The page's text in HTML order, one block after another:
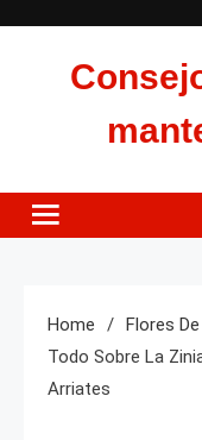
Home Flores
Todo Sobre La
Arriates